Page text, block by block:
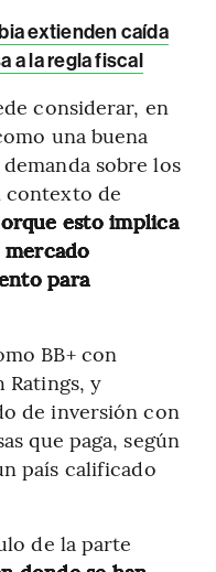
extienden caída
a la regla fiscal
considerar, en
una buena
sobre los
contexto de
esto implica
para
BB+ con
Ratings, y
de inversión con
que paga, según
país calificado
de la parte